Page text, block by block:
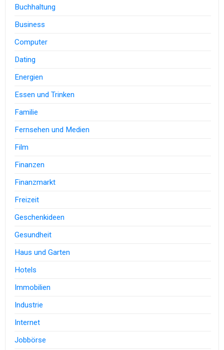
Buchhaltung
Business
Computer
Dating
Energien
Essen und Trinken
Familie
Fernsehen und Medien
Film
Finanzen
Finanzmarkt
Freizeit
Geschenkideen
Gesundheit
Haus und Garten
Hotels
Immobilien
Industrie
Internet
Jobbörse